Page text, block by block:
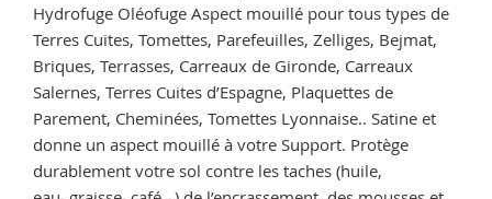
Hydrofuge Oléofuge Aspect mouillé pour tous types de
Terres Cuites, Tomettes, Parefeuilles, Zelliges, Bejmat,
Briques, Terrasses, Carreaux de Gironde, Carreaux
Salernes, Terres Cuites d’Espagne, Plaquettes de
Parement, Cheminées, Tomettes Lyonnaise.. Satine et
donne un aspect mouillé à votre Support. Protège
durablement votre sol contre les taches (huile,